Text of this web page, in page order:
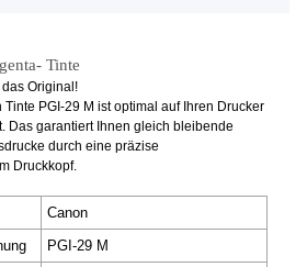
Tinte
Original!
PGI-29 M ist optimal auf Ihren Drucker
Das garantiert Ihnen gleich bleibende
durch eine präzise
Druckkopf.
Canon
PGI-29 M